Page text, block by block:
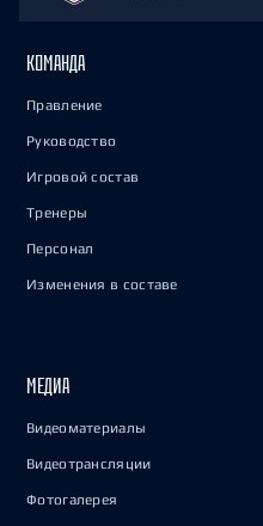
КОМАНДА
Правление
Руководство
Игровой состав
Тренеры
Персонал
Изменения в составе
МЕДИА
Видеоматериалы
Видеотрансляции
Фотогалерея